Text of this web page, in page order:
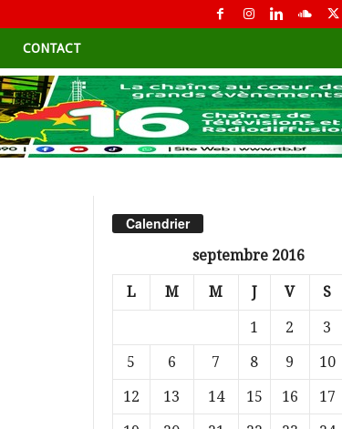
CONTACT
Calendrier
septembre 2016
L M M J V S
1 2 3
5
6 7 8 9 10
12
13 14 15 16 17